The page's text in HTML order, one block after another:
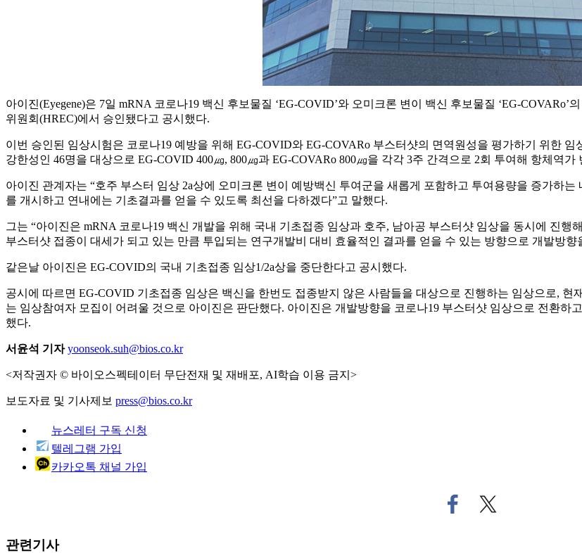
아이진(Eyegene)은 7일 mRNA 코로나19 백신 후보물질 ‘EG-COVID’와 오미크론 변이 백신 후보물질 ‘EG-
위원회(HREC)에서 승인됐다고 공시했다.
이번 승인된 임상시험은 코로나19 예방을 위해 EG-COVID와 EG-COVARo 부스터샷의 면역원성을 평가하기 위한
강한성인 46명을 대상으로 EG-COVID 400㎍, 800㎍과 EG-COVARo 800㎍을 각각 3주 간격으로 2회 투여해 항체역
아이진 관계자는 “호주 부스터 임상 2a상에 오미크론 변이 예방백신 투여군을 새롭게 포함하고 투여용량을 증가하
를 개시하고 연내에는 기초결과를 얻을 수 있도록 최선을 다하겠다”고 말했다.
그는 “아이진은 mRNA 코로나19 백신 개발을 위해 국내 기초접종 임상과 호주, 남아공 부스터샷 임상을 동시에 진
부스터샷 접종이 대세가 되고 있는 만큼 투입되는 연구개발비 대비 효율적인 결과를 얻을 수 있는 방향으로 개발방향
같은날 아이진은 EG-COVID의 국내 기초접종 임상1/2a상을 중단한다고 공시했다.
공시에 따르면 EG-COVID 기초접종 임상은 백신을 한번도 접종받지 않은 사람들을 대상으로 진행하는 임상으로, 현
는 임상참여자 모집이 어려울 것으로 아이진은 판단했다. 아이진은 개발방향을 코로나19 부스터샷 임상으로 전환하
했다.
서윤석 기자 yoonseok.suh@bios.co.kr
<저작권자 © 바이오스펙테이터 무단전재 및 재배포, AI학습 이용 금지>
보도자료 및 기사제보 press@bios.co.kr
뉴스레터 구독 신청
텔레그램 가입
카카오톡 채널 가입
페
이
트
위
관련기사